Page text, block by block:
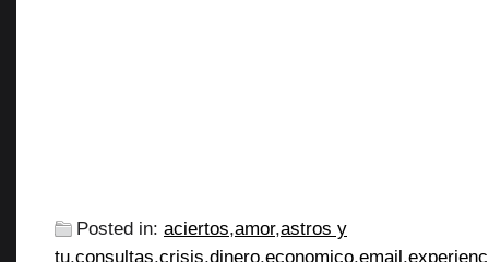
Posted in: aciertos,amor,astros y
tu,consultas,crisis,dinero,economico,email,